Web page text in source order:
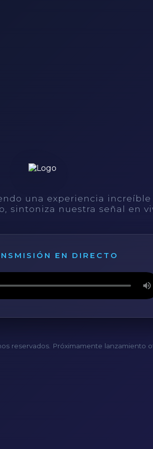
una experiencia increíble
sintoniza nuestra señal en
EN DIRECTO
reservados. Próximamente lanzamiento